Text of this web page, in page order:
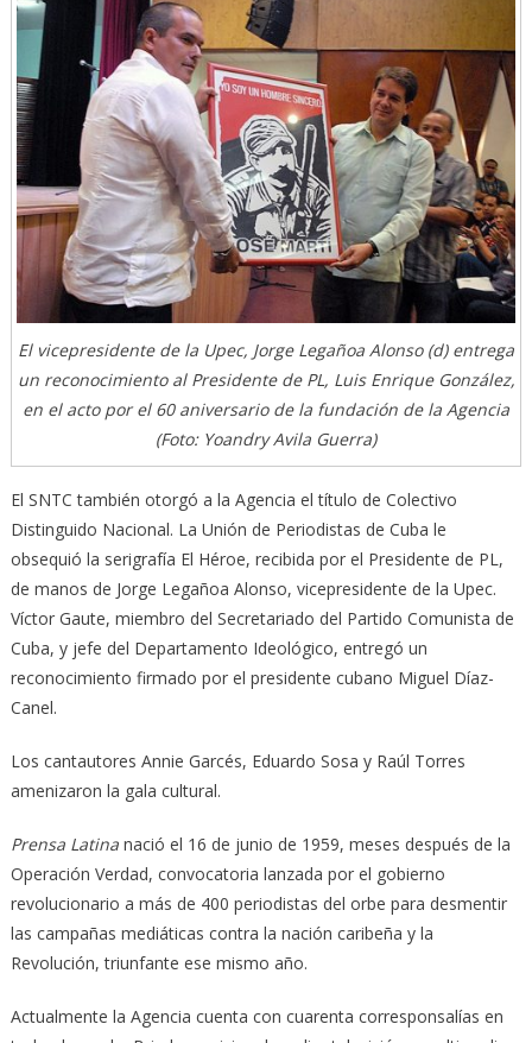
El vicepresidente de la Upec, Jorge Legañoa Alonso (d) entrega
un reconocimiento al Presidente de PL, Luis Enrique González,
en el acto por el 60 aniversario de la fundación de la Agencia
(Foto: Yoandry Avila Guerra)
El SNTC también otorgó a la Agencia el título de Colectivo
Distinguido Nacional. La Unión de Periodistas de Cuba le
obsequió la serigrafía El Héroe, recibida por el Presidente de PL,
de manos de Jorge Legañoa Alonso, vicepresidente de la Upec.
Víctor Gaute, miembro del Secretariado del Partido Comunista de
Cuba, y jefe del Departamento Ideológico, entregó un
reconocimiento firmado por el presidente cubano Miguel Díaz-
Canel.
Los cantautores Annie Garcés, Eduardo Sosa y Raúl Torres
amenizaron la gala cultural.
Prensa Latinanació el 16 de junio de 1959, meses después de la
Operación Verdad, convocatoria lanzada por el gobierno
revolucionario a más de 400 periodistas del orbe para desmentir
las campañas mediáticas contra la nación caribeña y la
Revolución, triunfante ese mismo año.
Actualmente la Agencia cuenta con cuarenta corresponsalías en